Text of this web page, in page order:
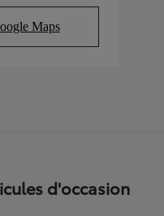
Maps
new tab)
d'occasion